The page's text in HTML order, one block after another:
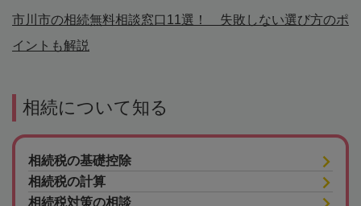
市川市の相続無料相談窓口11選！ 失敗しない選び方のポ
イントも解説
相続について知る
相続税の基礎控除
相続税の計算
相続税対策の相談